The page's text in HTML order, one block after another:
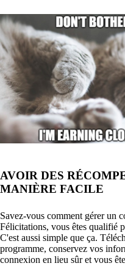
AVOIR DES
MANIÈRE FACILE
Savez-vous comment gérer un
Félicitations, vous êtes qualifié
C'est aussi simple que ça.
programme, conservez vos
connexion en lieu sûr et vous